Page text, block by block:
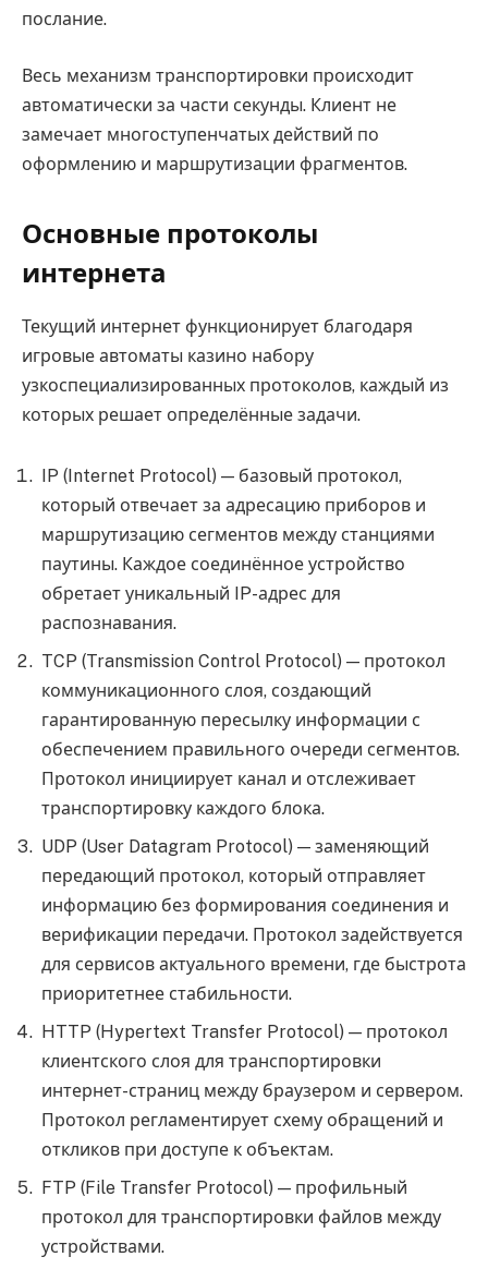
послание.
Весь механизм транспортировки происходит
автоматически за части секунды. Клиент не
замечает многоступенчатых действий по
оформлению и маршрутизации фрагментов.
Основные протоколы
интернета
Текущий интернет функционирует благодаря
игровые автоматы казино набору
узкоспециализированных протоколов, каждый из
которых решает определённые задачи.
IP (Internet Protocol) — базовый протокол,
который отвечает за адресацию приборов и
маршрутизацию сегментов между станциями
паутины. Каждое соединённое устройство
обретает уникальный IP-адрес для
распознавания.
TCP (Transmission Control Protocol) — протокол
коммуникационного слоя, создающий
гарантированную пересылку информации с
обеспечением правильного очереди сегментов.
Протокол инициирует канал и отслеживает
транспортировку каждого блока.
UDP (User Datagram Protocol) — заменяющий
передающий протокол, который отправляет
информацию без формирования соединения и
верификации передачи. Протокол задействуется
для сервисов актуального времени, где быстрота
приоритетнее стабильности.
HTTP (Hypertext Transfer Protocol) — протокол
клиентского слоя для транспортировки
интернет-страниц между браузером и сервером.
Протокол регламентирует схему обращений и
откликов при доступе к объектам.
FTP (File Transfer Protocol) — профильный
протокол для транспортировки файлов между
устройствами.